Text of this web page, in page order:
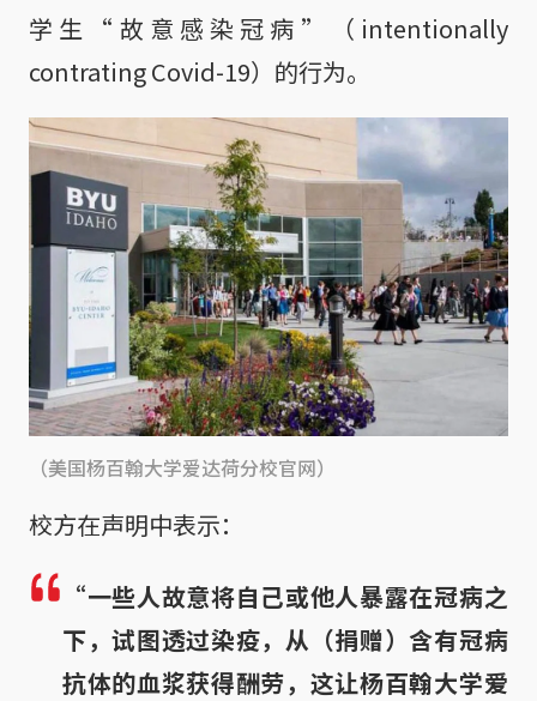
学生“故意感染冠病”（intentionally
contrating Covid-19）的行为。
（美国杨百翰大学爱达荷分校官网）
校方在声明中表示：
“一些人故意将自己或他人暴露在冠病之
下，试图透过染疫，从（捐赠）含有冠病
抗体的血浆获得酬劳，这让杨百翰大学爱